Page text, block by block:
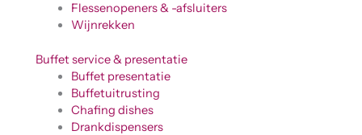
Flessenopeners & -afsluiters
Wijnrekken
Buffet service & presentatie
Buffet presentatie
Buffetuitrusting
Chafing dishes
Drankdispensers